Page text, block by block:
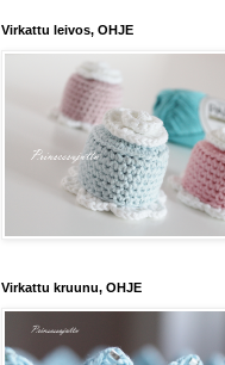
Virkattu leivos, OHJE
Virkattu kruunu, OHJE